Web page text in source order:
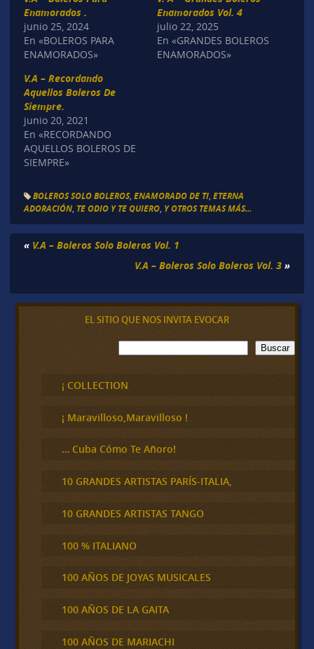
Enamorados .
junio 25, 2024
En «BOLEROS PARA
ENAMORADOS»
Enamorados Vol. 4
julio 22, 2025
En «GRANDES BOLEROS
ENAMORADOS»
V.A – Recordando
Aquellos Boleros De
Siempre.
junio 20, 2021
En «RECORDANDO
AQUELLOS BOLEROS DE
SIEMPRE»
BOLEROS SOLO BOLEROS, ENAMORADO DE TI, ETERNA
ADORACIÓN, TE ODIO Y TE QUIERO, Y OTROS TEMAS MÁS...
« V.A – Boleros Solo Boleros Vol. 1
V.A – Boleros Solo Boleros Vol. 3 »
EL SITIO QUE NOS INVITA EVOCAR
B
u
c
a
Buscar
¡ COLLECTION
¡ Maravilloso,Maravilloso !
… Cuba Cómo Te Añoro!
10 GRANDES ARTISTAS PARÍS-ITALIA,
10 GRANDES ARTISTAS TANGO
100 % ITALIANO
100 AÑOS DE JOYAS MUSICALES
100 AÑOS DE LA GAITA
100 AÑOS DE MARIACHI